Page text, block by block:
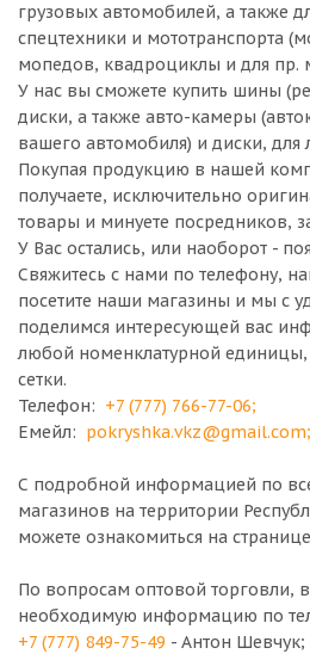
грузовых автомобилей, а также
спецтехники и мототранспорта
мопедов, квадроциклы и для пр.
У нас вы сможете купить шины
диски, а также авто-камеры
вашего автомобиля) и диски, для
Покупая продукцию в нашей
получаете, исключительно
товары и минуете посредников,
У Вас остались, или наоборот -
Свяжитесь с нами по телефону,
посетите наши магазины и мы с
поделимся интересующей вас
любой номенклатурной
сетки.
Телефон: +7 (777) 766-77-06;
Емейл: pokryshka.vkz@gmail.com;
С подробной информацией по
магазинов на территории
можете ознакомиться на странице
По вопросам оптовой торговли,
необходимую информацию по
+7 (777) 849-75-49 - Антон Шевчук;